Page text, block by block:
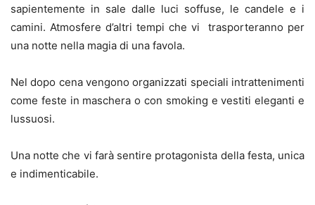
sapientemente in sale dalle luci soffuse, le candele e i
camini. Atmosfere d’altri tempi che vi trasporteranno per
una notte nella magia di una favola.
Nel dopo cena vengono organizzati speciali intrattenimenti
come feste in maschera o con smoking e vestiti eleganti e
lussuosi.
Una notte che vi farà sentire protagonista della festa, unica
e indimenticabile.